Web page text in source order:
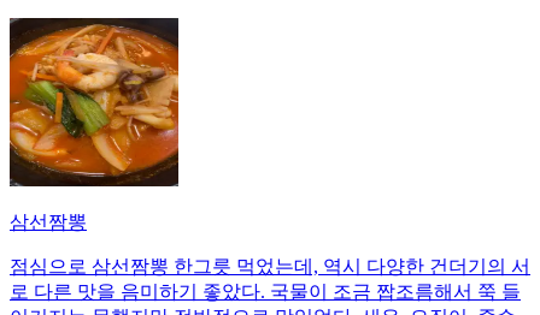
삼선짬뽕
점심으로 삼선짬뽕 한그릇 먹었는데, 역시 다양한 건더기의 서
로 다른 맛을 음미하기 좋았다. 국물이 조금 짭조름해서 쭉 들